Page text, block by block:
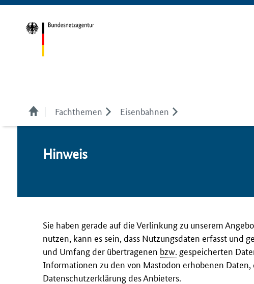
Fachthemen Eisenbahnen
Hin­weis
Sie haben gerade auf die Verlinkung zu unserem
nutzen, kann es sein, dass Nutzungsdaten erfasst und
und Umfang der übertragenen bzw. gespeicherten
Informationen zu den von Mastodon erhobenen
Datenschutzerklärung des Anbieters.